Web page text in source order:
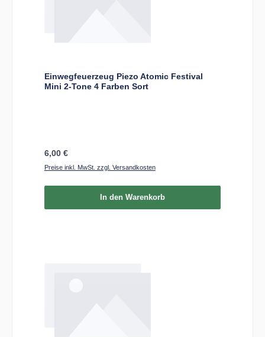
Einwegfeuerzeug Piezo Atomic Festival
Mini 2-Tone 4 Farben Sort
Regulärer Preis:
6,00 €
Preise inkl. MwSt. zzgl. Versandkosten
In den Warenkorb